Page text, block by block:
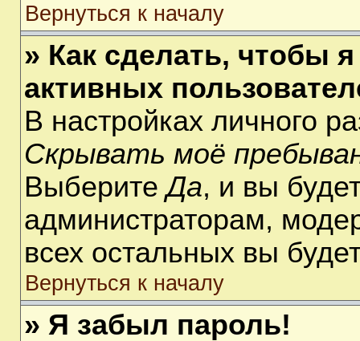
Вернуться к началу
» Как сделать, чтобы
активных
В настройках личного
Скрывать моё
ВыберитеДа, и вы
администраторам,
всех остальных вы
Вернуться к началу
» Я забыл пароль!